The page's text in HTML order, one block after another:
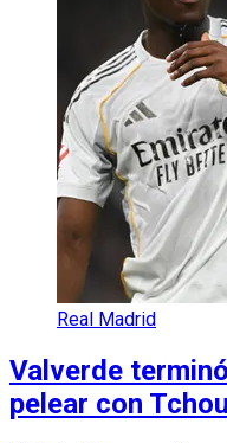
Real Madrid
Valverde
pelear con